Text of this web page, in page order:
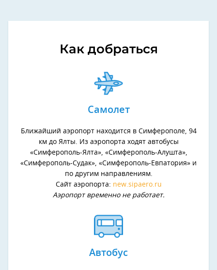
Как добраться
Самолет
Ближайший аэропорт находится в Симферополе, 94
км до Ялты. Из аэропорта ходят автобусы
«Симферополь-Ялта», «Симферополь-Алушта»,
«Симферополь-Судак», «Симферополь-Евпатория» и
по другим направлениям.
Сайт аэропорта: new.sipaero.ru
Аэропорт временно не работает.
Автобус